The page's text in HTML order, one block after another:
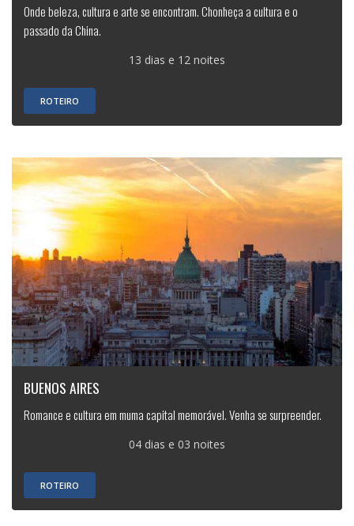
Onde beleza, cultura e arte se encontram. Chonheça a cultura e o
passado da China.
13 dias e 12 noites
ROTEIRO
BUENOS AIRES
Romance e cultura em muma capital memorável. Venha se surpreender.
04 dias e 03 noites
ROTEIRO